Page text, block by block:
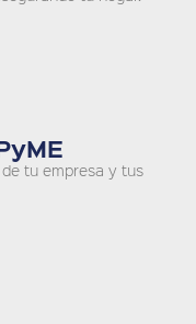
tu empresa y tus